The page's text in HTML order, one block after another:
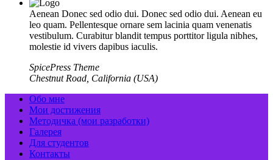
Aenean Donec sed odio dui. Donec sed odio dui. Aenean eu
leo quam. Pellentesque ornare sem lacinia quam venenatis
vestibulum. Curabitur blandit tempus porttitor ligula nibhes,
molestie id vivers dapibus iaculis.
SpicePress Theme
Chestnut Road, California (USA)
Обо мне
Мои достижения
Методичка (мои разработки)
Галерея
Для студентов
Контакты